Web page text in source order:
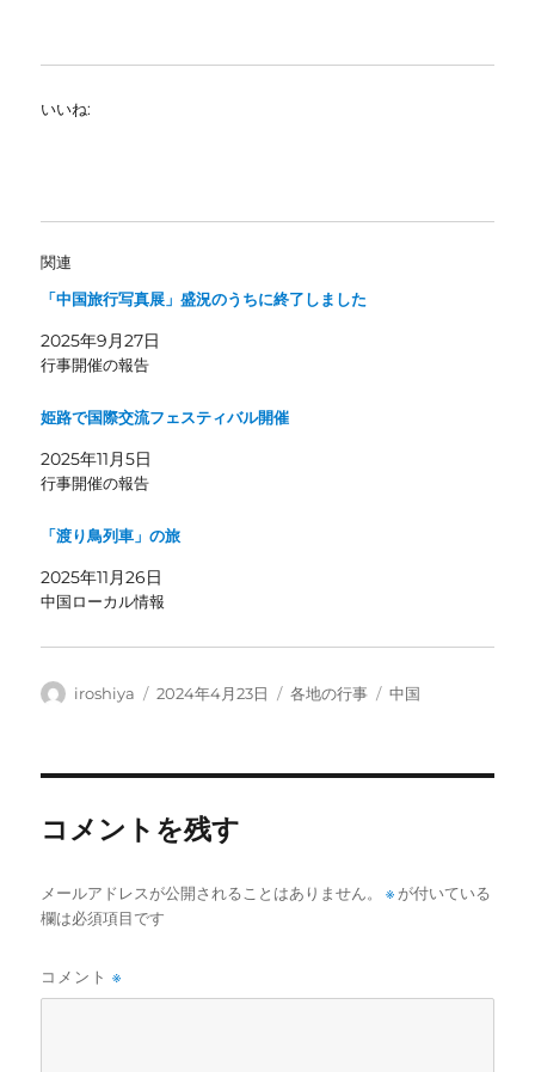
いいね:
関連
「中国旅行写真展」盛況のうちに終了しました
2025年9月27日
行事開催の報告
姫路で国際交流フェスティバル開催
2025年11月5日
行事開催の報告
「渡り鳥列車」の旅
2025年11月26日
中国ローカル情報
投
iroshiya
投
2024年4月23日
カ
各地の行事
タ
中国
コメントを残す
メールアドレスが公開されることはありません。 ※ が付いている
欄は必須項目です
コメント※